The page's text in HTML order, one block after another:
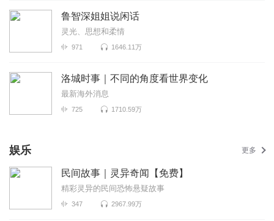
鲁智深姐姐说闲话
灵光、思想和柔情
971 1646.11万
洛城时事｜不同的角度看世界变化
最新海外消息
725 1710.59万
娱乐 更多
民间故事｜灵异奇闻【免费】
精彩灵异的民间恐怖悬疑故事
347 2967.99万